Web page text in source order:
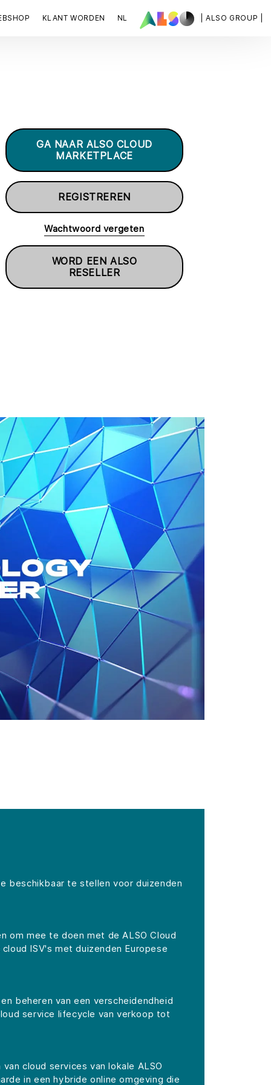
| ALSO GROUP |
KLANT WORDEN NL
GA NAAR ALSO CLOUD
MARKETPLACE
REGISTREREN
Wachtwoord vergeten
WORD EEN ALSO
RESELLER
beschikbaar te stellen voor duizenden
om mee te doen met de ALSO Cloud
ISV's met duizenden Europese
beheren van een verscheidendheid
service lifecycle van verkoop tot
cloud services van lokale ALSO
in een hybride online omgeving die